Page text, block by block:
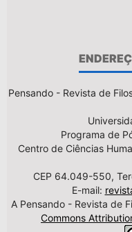
Pensando - Revista de
Programa de
Centro de Ciências
CEP 64.049-550,
E-mail:
A Pensando - Revista de
Commons